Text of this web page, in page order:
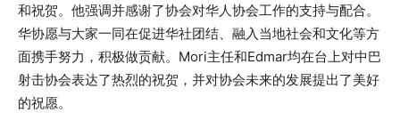
和祝贺。他强调并感谢了协会对华人协会工作的支持与配合。
华协愿与大家一同在促进华社团结、融入当地社会和文化等方
面携手努力，积极做贡献。Mori主任和Edmar均在台上对中巴
射击协会表达了热烈的祝贺，并对协会未来的发展提出了美好
的祝愿。